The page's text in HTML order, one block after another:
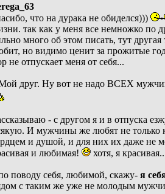
что на дурака не обиделся)))
так как у меня все немножко по
много об этом писать, тут
но видимо ценит за прожитые
не отпускает меня от себя...
друг. Ну вот не надо ВСЕХ мужчин
- с другом я и в отпуска
И мужчины же любят не
и душой, и для них их даже не
и любимая!
хотя, я
поводу себя, любимой, скажу- я
с таким же уже не молодым